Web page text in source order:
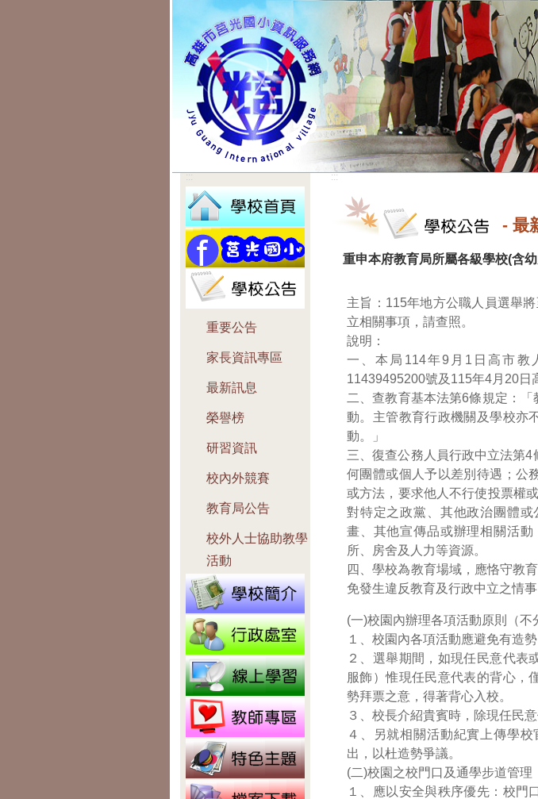
:::
重要公告
家長資訊專區
最新訊息
榮譽榜
研習資訊
校內外競賽
教育局公告
校外人士協助教學
活動
:::
- 最
重申本府教育局所屬各級學校(含
主旨：115年地方公職人員選舉
立相關事項，請查照。
說明：
一、本局114年9月1日高市教
11439495200號及115年4月20日
二、查教育基本法第6條規定：
動。主管教育行政機關及學校亦
動。」
三、復查公務人員行政中立法第
何團體或個人予以差別待遇；公
或方法，要求他人不行使投票權
對特定之政黨、其他政治團體
畫、其他宣傳品或辦理相關活
所、房舍及人力等資源。
四、學校為教育場域，應恪守教
免發生違反教育及行政中立之情
(一)校園內辦理各項活動原則（不
１、校園內各項活動應避免有造勢
２、選舉期間，如現任民意代表
服飾）惟現任民意代表的背心，
勢拜票之意，得著背心入校。
３、校長介紹貴賓時，除現任民
４、另就相關活動紀實上傳學
出，以杜造勢爭議。
(二)校園之校門口及通學步道管理
１、應以安全與秩序優先：校門